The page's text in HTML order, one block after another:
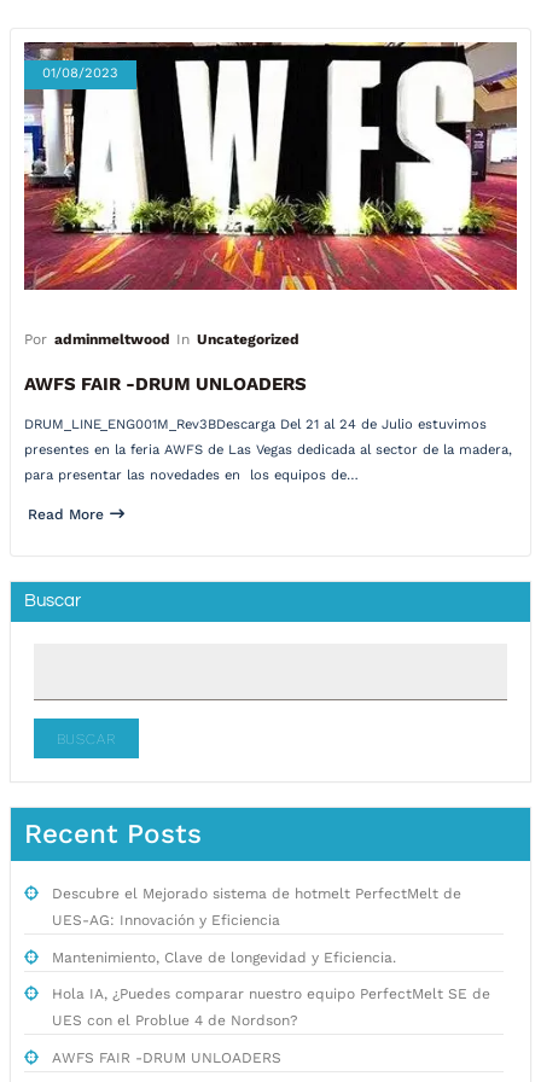
01/08/2023
Por adminmeltwood In Uncategorized
AWFS FAIR -DRUM UNLOADERS
DRUM_LINE_ENG001M_Rev3BDescarga Del 21 al 24 de Julio estuvimos
presentes en la feria AWFS de Las Vegas dedicada al sector de la madera,
para presentar las novedades en los equipos de…
Read More
Buscar
BUSCAR
Recent Posts
Descubre el Mejorado sistema de hotmelt PerfectMelt de
UES-AG: Innovación y Eficiencia
Mantenimiento, Clave de longevidad y Eficiencia.
Hola IA, ¿Puedes comparar nuestro equipo PerfectMelt SE de
UES con el Problue 4 de Nordson?
AWFS FAIR -DRUM UNLOADERS